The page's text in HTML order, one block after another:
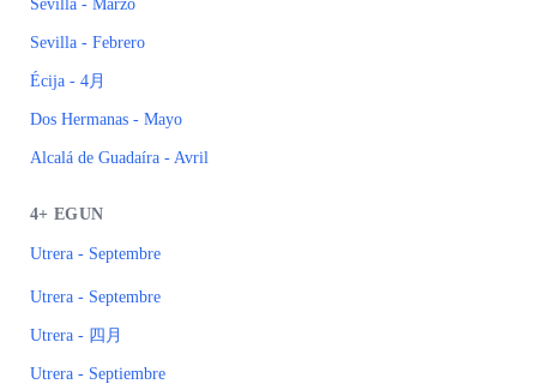
Sevilla - Marzo
Sevilla - Febrero
Écija - 4月
Dos Hermanas - Mayo
Alcalá de Guadaíra - Avril
4+ EGUN
Utrera - Septembre
Utrera - Septembre
Utrera - 四月
Utrera - Septiembre